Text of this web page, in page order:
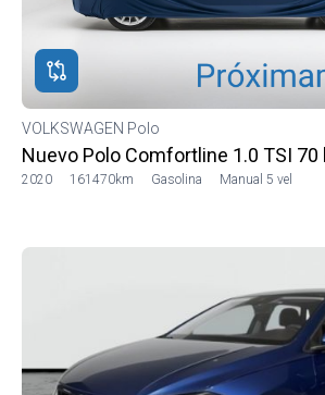
VOLKSWAGEN Polo
Nuevo Polo Comfortline 1.0 TSI 70
2020 161470km Gasolina Manual 5 vel